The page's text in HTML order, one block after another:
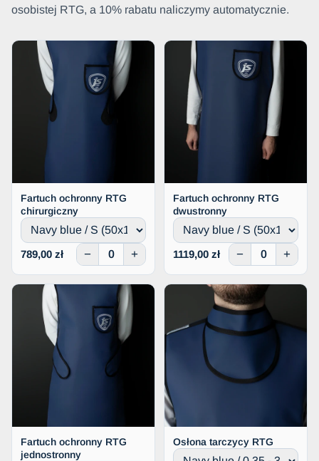
osobistej RTG, a 10% rabatu naliczymy automatycznie.
Fartuch ochronny RTG
chirurgiczny
789,00 zł − +
Fartuch ochronny RTG
dwustronny
1119,00 zł − +
Fartuch ochronny RTG
jednostronny
Osłona tarczycy RTG